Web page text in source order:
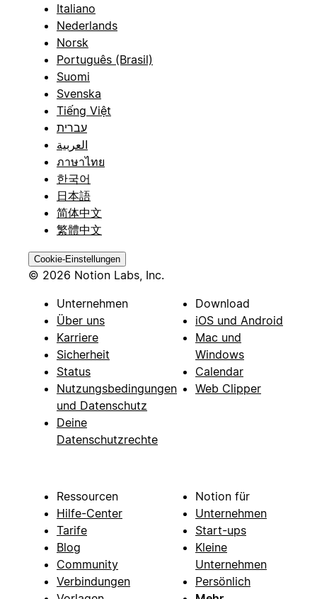
Italiano
Nederlands
Norsk
Português (Brasil)
Suomi
Svenska
Tiếng Việt
עברית
العربية
ภาษาไทย
한국어
日本語
简体中文
繁體中文
Cookie-Einstellungen
© 2026 Notion Labs, Inc.
Unternehmen
Über uns
Karriere
Sicherheit
Status
Nutzungsbedingungen
und Datenschutz
Deine
Datenschutzrechte
Download
iOS und Android
Mac und
Windows
Calendar
Web Clipper
Ressourcen
Hilfe-Center
Tarife
Blog
Community
Verbindungen
Notion für
Unternehmen
Start-ups
Kleine
Unternehmen
Persönlich